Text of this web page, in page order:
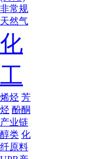
非常规
天然气
化
工
烯烃 芳
烃 酚酮
产业链
醇类 化
纤原料